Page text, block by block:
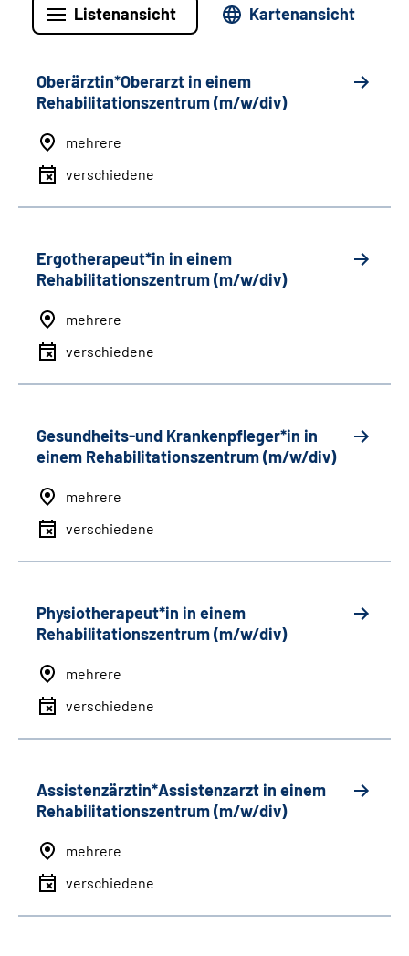
Listenansicht Kartenansicht
Oberärztin*Oberarzt in einem
Rehabilitationszentrum (m/w/div)
mehrere
verschiedene
Ergotherapeut*in in einem
Rehabilitationszentrum (m/w/div)
mehrere
verschiedene
Gesundheits-und Krankenpfleger*in in
einem Rehabilitationszentrum (m/w/div)
mehrere
verschiedene
Physiotherapeut*in in einem
Rehabilitationszentrum (m/w/div)
mehrere
verschiedene
Assistenzärztin*Assistenzarzt in einem
Rehabilitationszentrum (m/w/div)
mehrere
verschiedene